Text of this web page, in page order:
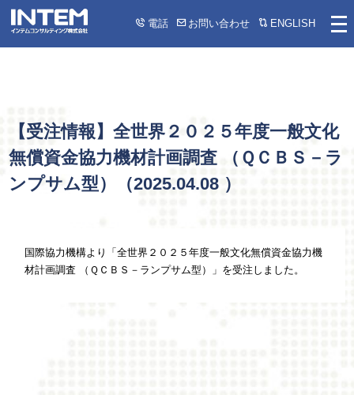
電話 お問い合わせ ENGLISH
【受注情報】全世界２０２５年度一般文化
無償資金協力機材計画調査 （ＱＣＢＳ－ラ
ンプサム型）（2025.04.08 ）
国際協力機構より「全世界２０２５年度一般文化無償資金協力機
材計画調査 （ＱＣＢＳ－ランプサム型）」を受注しました。